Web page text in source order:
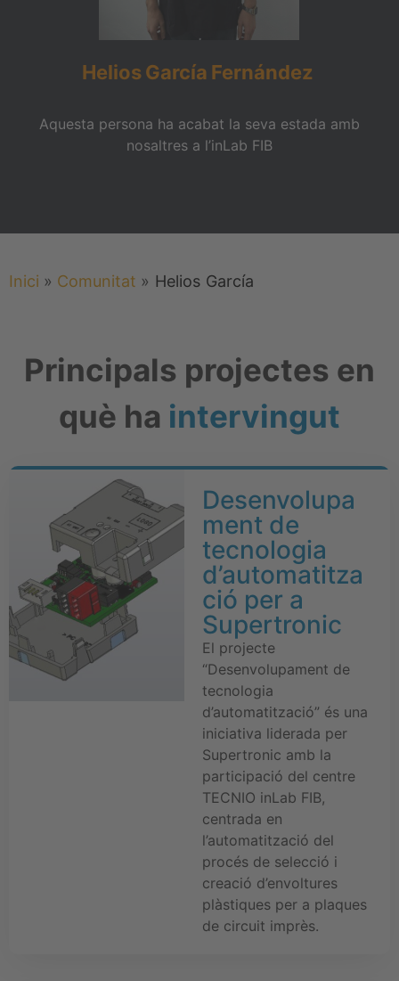
HeliosGarcía Fernández
Aquesta persona ha acabat la seva estada amb
nosaltres a l’inLab FIB
Inici » Comunitat » Helios García
Principals projectes en
què ha intervingut
Desenvolupa
ment de
tecnologia
d’automatitza
ció per a
Supertronic
El projecte
“Desenvolupament de
tecnologia
d’automatització” és una
iniciativa liderada per
Supertronic amb la
participació del centre
TECNIO inLab FIB,
centrada en
l’automatització del
procés de selecció i
creació d’envoltures
plàstiques per a plaques
de circuit imprès.